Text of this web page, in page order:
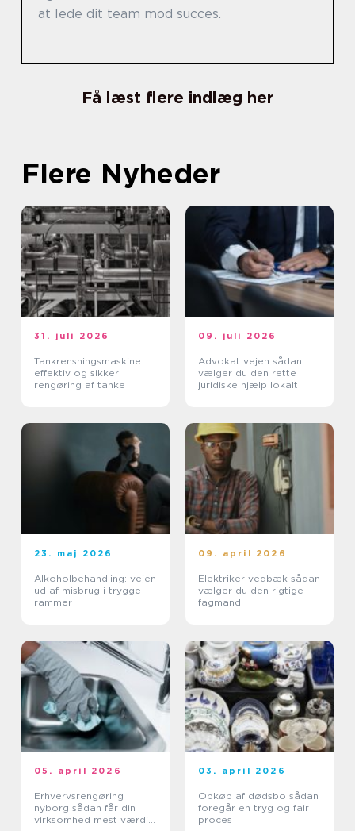
at lede dit team mod succes.
Få læst flere indlæg her
Flere Nyheder
31. juli 2026
Tankrensningsmaskine:
effektiv og sikker
rengøring af tanke
09. juli 2026
Advokat vejen sådan
vælger du den rette
juridiske hjælp lokalt
23. maj 2026
Alkoholbehandling: vejen
ud af misbrug i trygge
rammer
09. april 2026
Elektriker vedbæk sådan
vælger du den rigtige
fagmand
05. april 2026
Erhvervsrengøring
nyborg sådan får din
virksomhed mest værdi
03. april 2026
Opkøb af dødsbo sådan
foregår en tryg og fair
proces